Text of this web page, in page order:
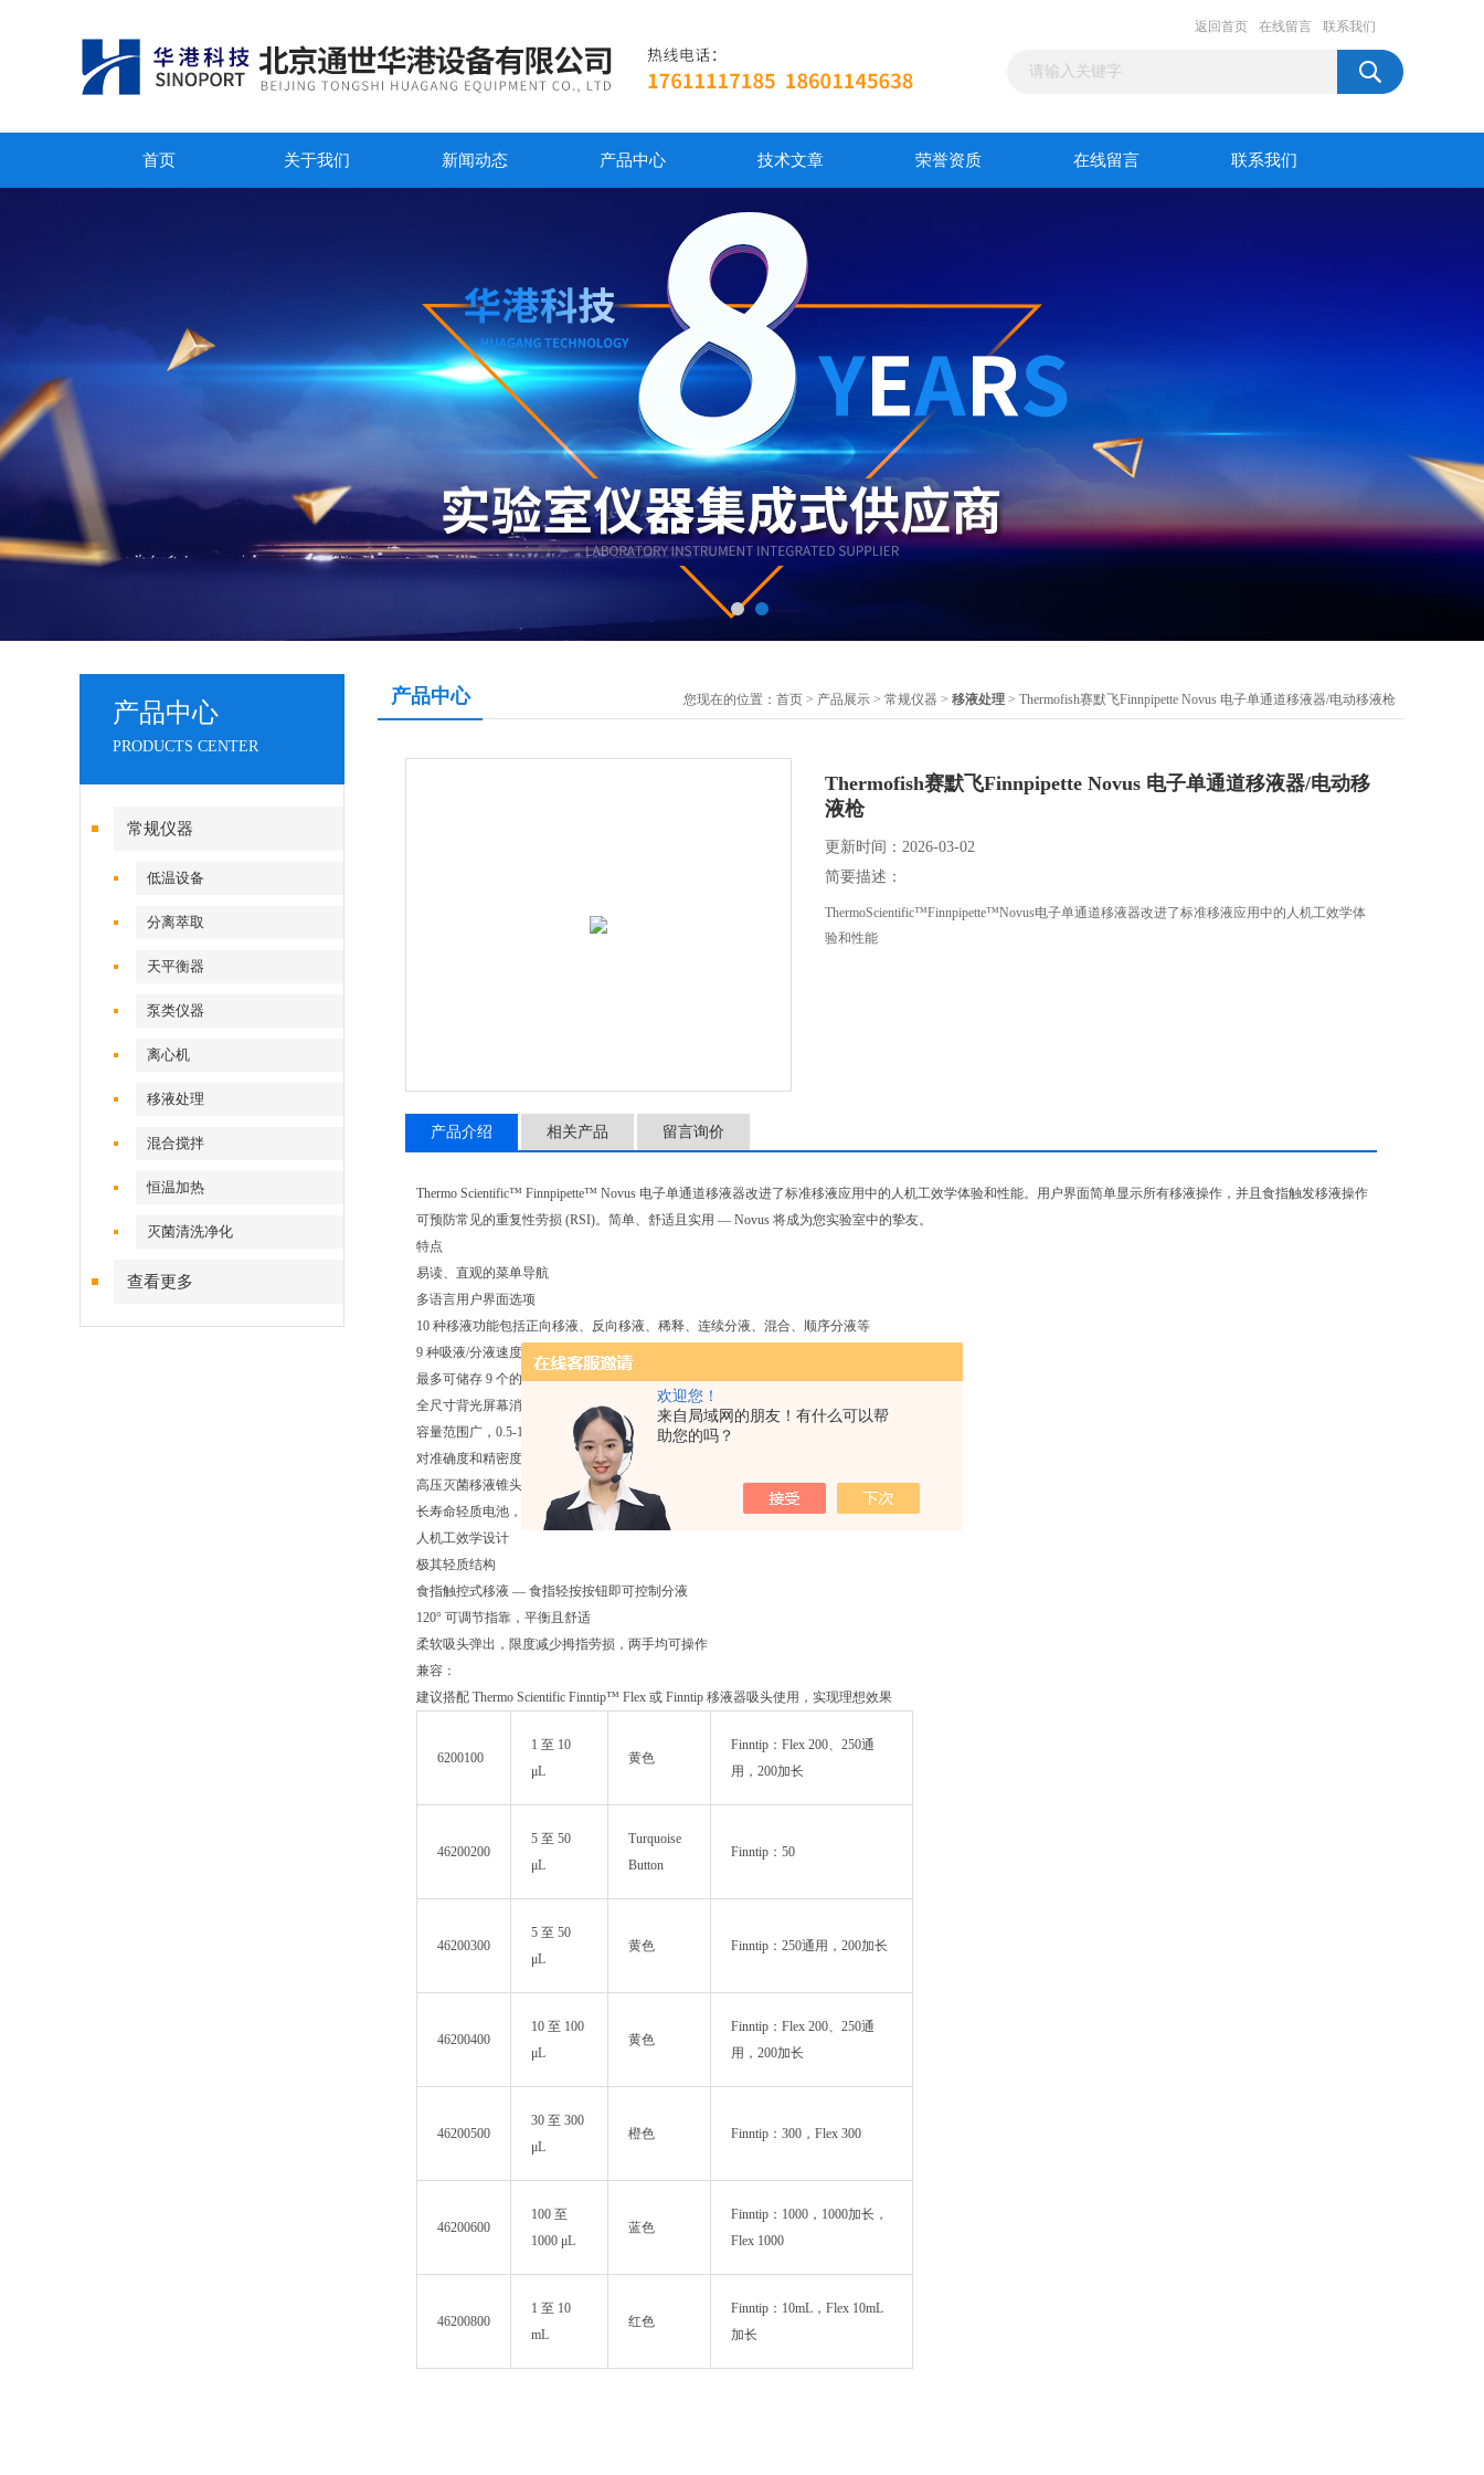
欢迎您！
来自局域网的朋友！有什么可以帮
助您的吗？
返回首页 在线留言 联系我们
首页 关于我们 新闻动态 产品中心 技术文章 荣誉资质 在线留言 联系我们
产品中心
PRODUCTS CENTER
常规仪器
低温设备
分离萃取
天平衡器
泵类仪器
离心机
移液处理
混合搅拌
恒温加热
灭菌清洗净化
查看更多
产品中心 您现在的位置： 首页 > 产品展示 > 常规仪器 > 移液处理 > Thermofish赛默飞Finnpipette Novus 电子单通道移液器/电动移液枪
Thermofish赛默飞Finnpipette Novus 电子单通道移液器/电动移
液枪
更新时间：2026-03-02
简要描述：
ThermoScientific™Finnpipette™Novus电子单通道移液器改进了标准移液应用中的人机工效学体
验和性能
产品介绍 相关产品 留言询价
Thermo Scientific™ Finnpipette™ Novus 电子单通道移液器改进了标准移液应用中的人机工效学体验和性能。用户界面简单显示所有移液操作，并且食指触发移液操作
可预防常见的重复性劳损 (RSI)。简单、舒适且实用 — Novus 将成为您实验室中的挚友。
特点
易读、直观的菜单导航
多语言用户界面选项
10 种移液功能包括正向移液、反向移液、稀释、连续分液、混合、顺序分液等
9 种吸液/分液速度
最多可储存 9 个的操作程序
全尺寸背光屏幕消除环境光反射，提高低光照条件下的对比度
容量范围广，0.5-10,000µL，并带有易于辨认的彩色标识
对准确度和精密度校准可实现实验室快速校准
高压灭菌移液锥头，确保无菌，避免交叉污染
长寿命轻质电池，可进行 4000 多次移液操作；充电仅需约一小时
人机工效学设计
极其轻质结构
食指触控式移液 — 食指轻按按钮即可控制分液
120° 可调节指靠，平衡且舒适
柔软吸头弹出，限度减少拇指劳损，两手均可操作
兼容：
建议搭配 Thermo Scientific Finntip™ Flex 或 Finntip 移液器吸头使用，实现理想效果
6200100
1 至 10
μL
黄色
Finntip：Flex 200、250通
用，200加长
46200200
5 至 50
μL
Turquoise
Button
Finntip：50
46200300
5 至 50
μL
黄色 Finntip：250通用，200加长
46200400
10 至 100
μL
黄色
Finntip：Flex 200、250通
用，200加长
46200500
30 至 300
μL
橙色 Finntip：300，Flex 300
46200600
100 至
1000 μL
蓝色
Finntip：1000，1000加长，
Flex 1000
46200800
1 至 10
mL
红色
Finntip：10mL，Flex 10mL
加长